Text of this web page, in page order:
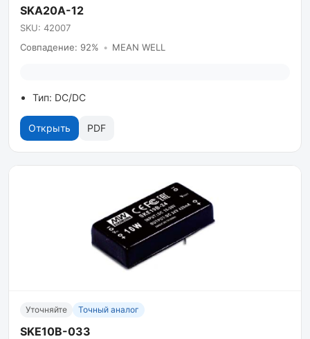
SKA20A-12
SKU: 42007
Совпадение: 92% • MEAN WELL
Тип: DC/DC
Открыть PDF
Уточняйте Точный аналог
SKE10B-033